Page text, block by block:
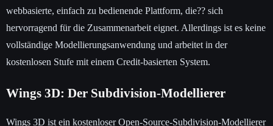
webbasierte, einfach zu bedienende Plattform, die?? sich
hervorragend für die Zusammenarbeit eignet. Allerdings ist es keine
vollständige Modellierungsanwendung und arbeitet in der
kostenlosen Stufe mit einem Credit-basierten System.
Wings 3D: Der Subdivision-Modellierer
Wings 3D ist ein kostenloser Open-Source-Subdivision-Modellierer